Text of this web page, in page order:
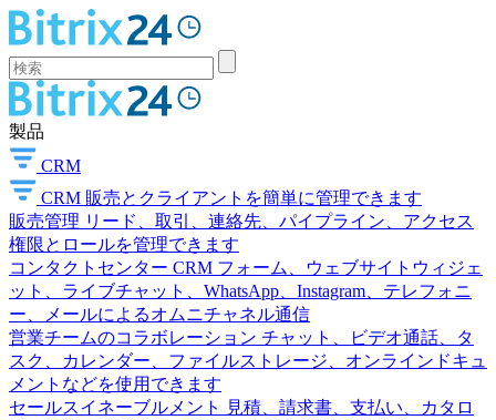
製品
CRM
CRM 販売とクライアントを簡単に管理できます
販売管理 リード、取引、連絡先、パイプライン、アクセス
権限とロールを管理できます
コンタクトセンター CRM フォーム、ウェブサイトウィジェ
ット、ライブチャット、WhatsApp、Instagram、テレフォニ
ー、メールによるオムニチャネル通信
営業チームのコラボレーション チャット、ビデオ通話、タ
スク、カレンダー、ファイルストレージ、オンラインドキュ
メントなどを使用できます
セールスイネーブルメント
見積、請求書、支払い、カタロ